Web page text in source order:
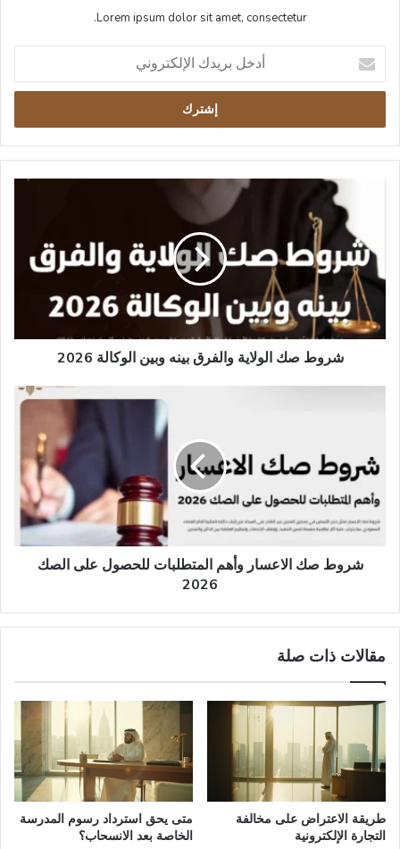
Lorem ipsum dolor sit amet, consectetur.
بريدك
الإلكتروني
والفرق
بينه
وبين
الوكالة
2026
شروط صك الولاية والفرق بينه وبين الوكالة 2026
المتطلبات
للحصول
على
الصك
شروط صك الاعسار وأهم المتطلبات للحصول على الصك
2026
مقالات ذات صلة
طريقة الاعتراض على مخالفة
التجارة الإلكترونية
متى يحق استرداد رسوم المدرسة
الخاصة بعد الانسحاب؟